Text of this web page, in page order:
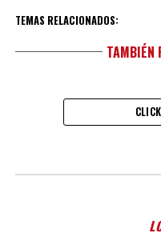
TEMAS RELACIONADOS:
TAMBIÉN